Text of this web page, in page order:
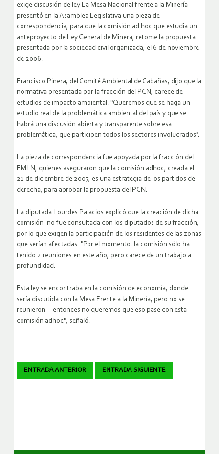
exige discusión de ley La Mesa Nacional frente a la Minería
presentó en la Asamblea Legislativa una pieza de
correspondencia, para que la comisión ad hoc que estudia un
anteproyecto de Ley General de Minera, retome la propuesta
presentada por la sociedad civil organizada, el 6 de noviembre
de 2006.
Francisco Pinera, del Comité Ambiental de Cabañas, dijo que la
normativa presentada por la fracción del PCN, carece de
estudios de impacto ambiental. "Queremos que se haga un
estudio real de la problemática ambiental del país y que se
habrá una discusión abierta y transparente sobre esa
problemática, que participen todos los sectores involucrados".
La pieza de correspondencia fue apoyada por la fracción del
FMLN, quienes aseguraron que la comisión adhoc, creada el
21 de diciembre de 2007, es una estrategia de los partidos de
derecha, para aprobar la propuesta del PCN.
La diputada Lourdes Palacios explicó que la creación de dicha
comisión, no fue consultada con los diputados de su fracción,
por lo que exigen la participación de los residentes de las zonas
que serían afectadas. "Por el momento, la comisión sólo ha
tenido 2 reuniones en este año, pero carece de un trabajo a
profundidad.
Esta ley se encontraba en la comisión de economía, donde
sería discutida con la Mesa Frente a la Minería, pero no se
reunieron… entonces no queremos que eso pase con esta
comisión adhoc", señaló.
Navegador
ENTRADA ANTERIOR ENTRADA SIGUIENTE